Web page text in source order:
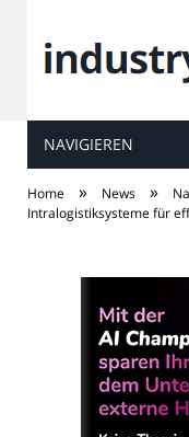
NAVIGIEREN
Home » News »
Intralogistiksysteme für